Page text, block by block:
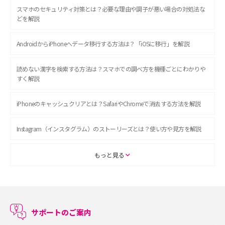
スマホのセキュリティ対策とは？必要な理由や調子が悪い場合の対処法な
どを解説
AndroidからiPhoneへデータ移行する方法は？「iOSに移行」を解説
読めない漢字を検索する方法は？スマホでの調べ方を機種ごとにわかりや
すく解説
iPhoneのキャッシュクリアとは？SafariやChromeで消去する方法を解説
Instagram（インスタグラム）のストーリーズとは？使い方や見方を解説
ASMRとは？初心者向けの代表ジャンルや楽しみ方を解説
LINEで友だちを削除する方法は？方法ごとの影響や復活・復元する方法も
もっと見る
サポートのご案内